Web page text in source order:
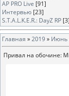
AP PRO Live [91]
Интервью [23]
S.T.A.L.K.E.R.: DayZ RP [3]
Главная »2019» Июнь
Привал на обочине: